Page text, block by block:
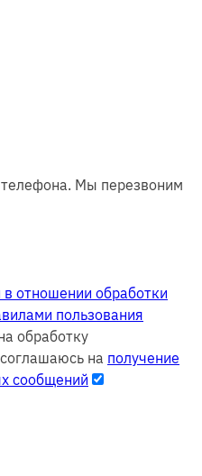
Мы перезвоним
в отношении обработки
пользования
обработку
на получение
сообщений